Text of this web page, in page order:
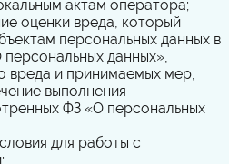
актам оператора;
оценки вреда, который
персональных данных в
данных»,
вреда и принимаемых мер,
выполнения
ФЗ «О персональных
для работы с